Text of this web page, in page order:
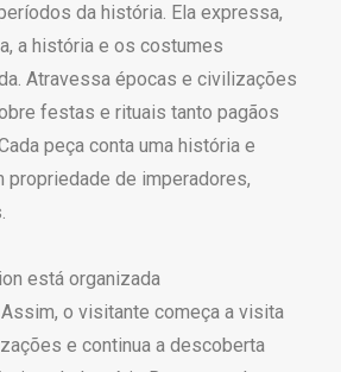
da história. Ela expressa,
a história e os costumes
Atravessa épocas e civilizações
festas e rituais tanto pagãos
peça conta uma história e
propriedade de imperadores,
está organizada
o visitante começa a visita
e continua a descoberta